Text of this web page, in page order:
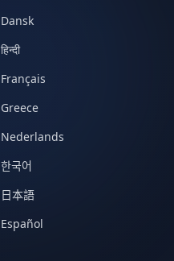
Dansk
हिन्दी
Français
Greece
Nederlands
한국어
日本語
Español